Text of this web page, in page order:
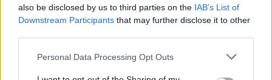
also be disclosed by us to third parties on the IAB’s List of
Downstream Participants that may further disclose it to other
Personal Data Processing Opt Outs
00:00:49
Pateikė daugiau detalių apie iš tėvų paimtus šešis